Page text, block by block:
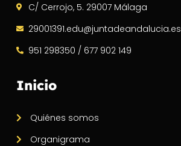
C/ Cerrojo, 5. 29007 Málaga
29001391.edu@juntadeandalucia.es
951 298350 / 677 902 149
Inicio
Quiénes somos
Organigrama